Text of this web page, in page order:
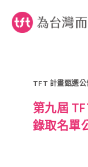
TFT 計畫甄選公
第九屆
錄取名單